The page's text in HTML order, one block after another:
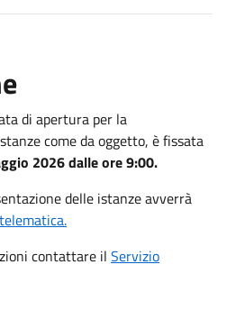
di apertura per la
come da oggetto, è fissata
2026dalle ore 9:00.
delle istanze avverrà
contattare il Servizio